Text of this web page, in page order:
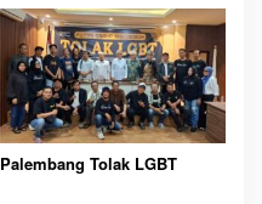
Palembang Tolak LGBT